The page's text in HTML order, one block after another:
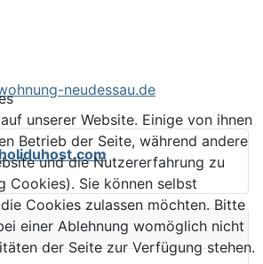
neudessau.de
unserer Website. Einige von ihnen
Betrieb der Seite, während andere
und die Nutzererfahrung zu
Cookies). Sie können selbst
Cookies zulassen möchten. Bitte
einer Ablehnung womöglich nicht
der Seite zur Verfügung stehen.